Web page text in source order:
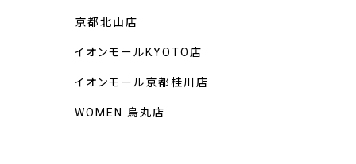
京都北山店
イオンモールKYOTO店
イオンモール京都桂川店
WOMEN 烏丸店